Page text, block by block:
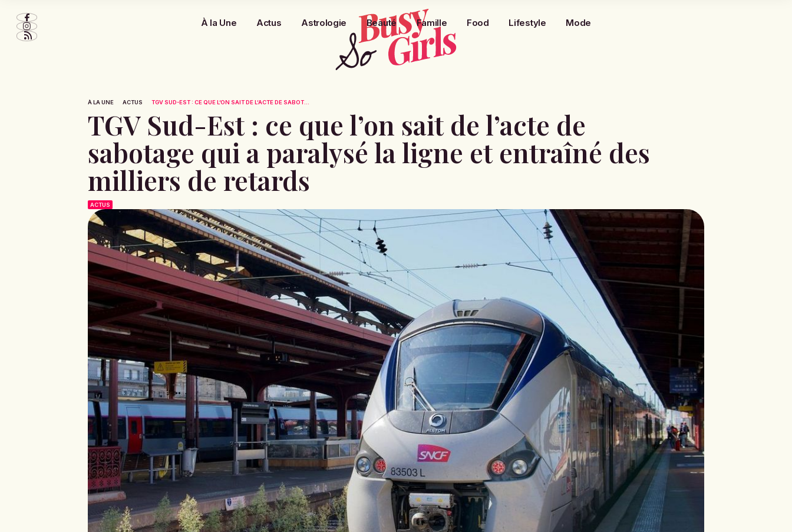
À la Une Actus Astrologie Beauté Famille Food Lifestyle Mode
À LA UNE ACTUS TGV SUD-EST : CE QUE L’ON SAIT DE L’ACTE DE SABOT...
TGV Sud-Est : ce que l’on sait de l’acte de
sabotage qui a paralysé la ligne et entraîné des
milliers de retards
ACTUS